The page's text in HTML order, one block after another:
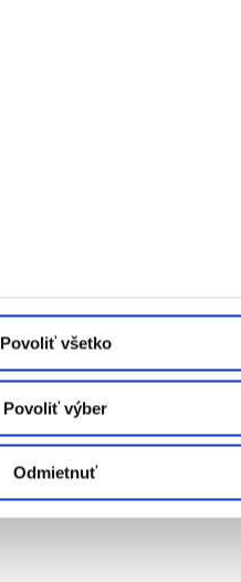
Povoliť všetko
Povoliť výber
Odmietnuť